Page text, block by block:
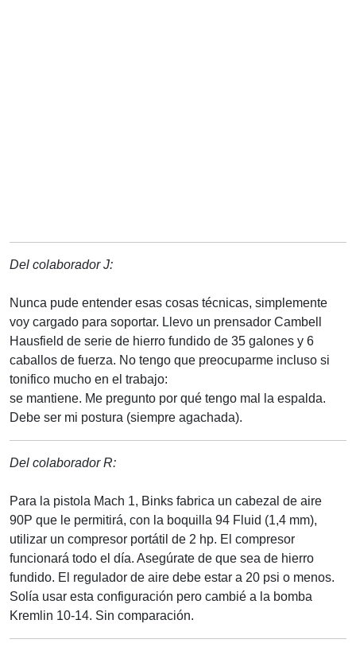
Del colaborador J:
Nunca pude entender esas cosas técnicas, simplemente
voy cargado para soportar. Llevo un prensador Cambell
Hausfield de serie de hierro fundido de 35 galones y 6
caballos de fuerza. No tengo que preocuparme incluso si
tonifico mucho en el trabajo:
se mantiene. Me pregunto por qué tengo mal la espalda.
Debe ser mi postura (siempre agachada).
Del colaborador R:
Para la pistola Mach 1, Binks fabrica un cabezal de aire
90P que le permitirá, con la boquilla 94 Fluid (1,4 mm),
utilizar un compresor portátil de 2 hp. El compresor
funcionará todo el día. Asegúrate de que sea de hierro
fundido. El regulador de aire debe estar a 20 psi o menos.
Solía usar esta configuración pero cambié a la bomba
Kremlin 10-14. Sin comparación.